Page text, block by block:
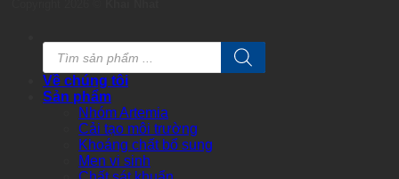
Products
search
Về chúng tôi
Sản phẩm
Nhóm Artemia
Cải tạo môi trường
Khoáng chất bổ sung
Men vi sinh